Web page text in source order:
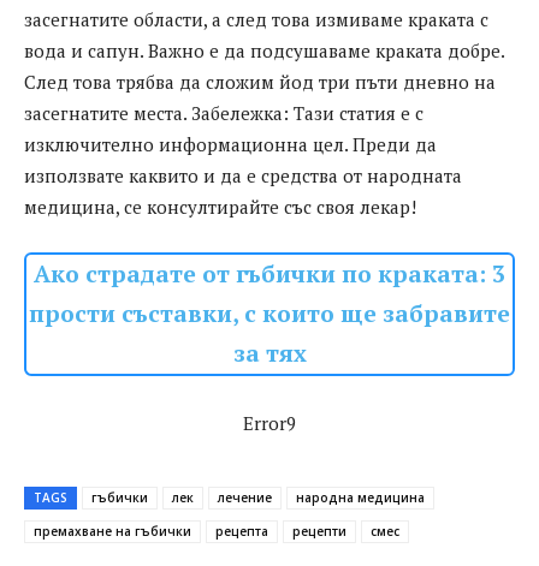
засегнатите области, а след това измиваме краката с
вода и сапун. Важно е да подсушаваме краката добре.
След това трябва да сложим йод три пъти дневно на
засегнатите места. Забележка: Тази статия е с
изключително информационна цел. Преди да
използвате каквито и да е средства от народната
медицина, се консултирайте със своя лекар!
Ако страдате от гъбички по краката: 3
прости съставки, с които ще забравите
за тях
Error9
TAGS гъбички лек лечение
народна медицина
премахване на гъбички
рецепта рецепти смес